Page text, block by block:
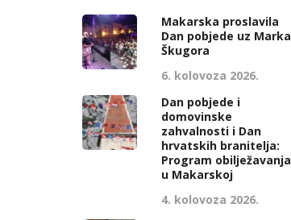
Makarska proslavila
Dan pobjede uz Marka
Škugora
6. kolovoza 2026.
Dan pobjede i
domovinske
zahvalnosti i Dan
hrvatskih branitelja:
Program obilježavanja
u Makarskoj
4. kolovoza 2026.